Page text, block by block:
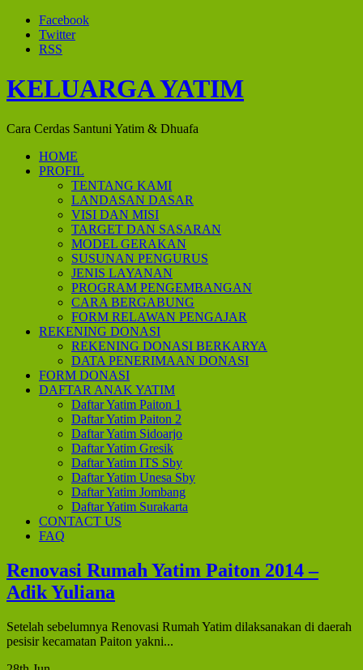
Facebook
Twitter
RSS
KELUARGA YATIM
Cara Cerdas Santuni Yatim & Dhuafa
HOME
PROFIL
TENTANG KAMI
LANDASAN DASAR
VISI DAN MISI
TARGET DAN SASARAN
MODEL GERAKAN
SUSUNAN PENGURUS
JENIS LAYANAN
PROGRAM PENGEMBANGAN
CARA BERGABUNG
FORM RELAWAN PENGAJAR
REKENING DONASI
REKENING DONASI BERKARYA
DATA PENERIMAAN DONASI
FORM DONASI
DAFTAR ANAK YATIM
Daftar Yatim Paiton 1
Daftar Yatim Paiton 2
Daftar Yatim Sidoarjo
Daftar Yatim Gresik
Daftar Yatim ITS Sby
Daftar Yatim Unesa Sby
Daftar Yatim Jombang
Daftar Yatim Surakarta
CONTACT US
FAQ
Renovasi Rumah Yatim Paiton 2014 –
Adik Yuliana
Setelah sebelumnya Renovasi Rumah Yatim dilaksanakan di daerah
pesisir kecamatan Paiton yakni...